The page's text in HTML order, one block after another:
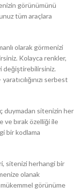
görünümünü
tüm araçlara
olarak görmenizi
Kolayca renkler,
değiştirebilirsiniz.
serbest
duymadan sitenizin her
ve bırak özelliği ile
bir kodlama
sitenizi herhangi bir
olanak
mükemmel görünüme